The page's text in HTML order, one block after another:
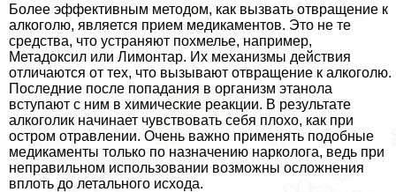
Более эффективным методом, как вызвать отвращение к
алкоголю, является прием медикаментов. Это не те
средства, что устраняют похмелье, например,
Метадоксил или Лимонтар. Их механизмы действия
отличаются от тех, что вызывают отвращение к алкоголю.
Последние после попадания в организм этанола
вступают с ним в химические реакции. В результате
алкоголик начинает чувствовать себя плохо, как при
остром отравлении. Очень важно применять подобные
медикаменты только по назначению нарколога, ведь при
неправильном использовании возможны осложнения
вплоть до летального исхода.